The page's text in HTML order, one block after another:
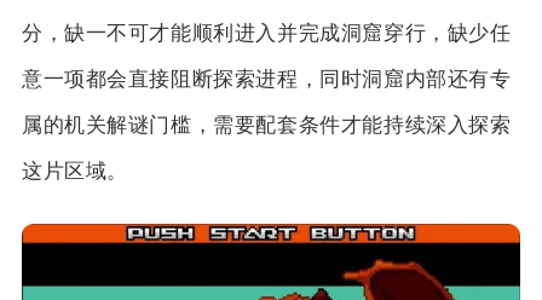
分，缺一不可才能顺利进入并完成洞窟穿行，缺少任
意一项都会直接阻断探索进程，同时洞窟内部还有专
属的机关解谜门槛，需要配套条件才能持续深入探索
这片区域。